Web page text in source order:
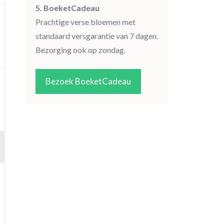
5. BoeketCadeau
Prachtige verse bloemen met
standaard versgarantie van 7 dagen.
Bezorging ook op zondag.
Bezoek BoeketCadeau